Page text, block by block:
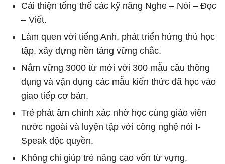
Cải thiện tổng thể các kỹ năng Nghe – Nói – Đọc
– Viết.
Làm quen với tiếng Anh, phát triển hứng thú học
tập, xây dựng nền tảng vững chắc.
Nắm vững 3000 từ mới với 300 mẫu câu thông
dụng và vận dụng các mẫu kiến ​​thức đã học vào
giao tiếp cơ bản.
Trẻ phát âm chính xác nhờ học cùng giáo viên
nước ngoài và luyện tập với công nghệ nói I-
Speak độc quyền.
Không chỉ giúp trẻ nâng cao vốn từ vựng,